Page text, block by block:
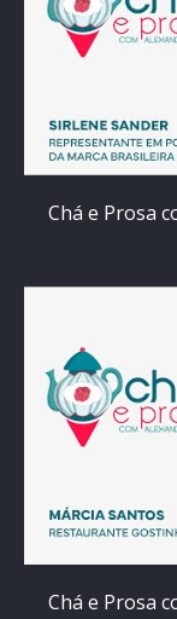
Chá e Prosa
Chá e Prosa